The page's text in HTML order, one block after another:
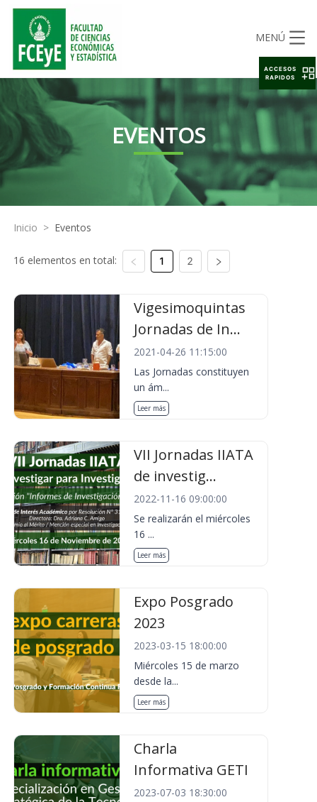
MENÚ
EVENTOS
Inicio > Eventos
16 elementos en total: 1 2
Vigesimoquintas
Jornadas de In...
2021-04-26 11:15:00
Las Jornadas constituyen
un ám...
Leer más
VII Jornadas IIATA
de investig...
2022-11-16 09:00:00
Se realizarán el miércoles
16 ...
Leer más
Expo Posgrado
2023
2023-03-15 18:00:00
Miércoles 15 de marzo
desde la...
Leer más
Charla
Informativa GETI
2023-07-03 18:30:00
ACCESOS
RAPIDOS